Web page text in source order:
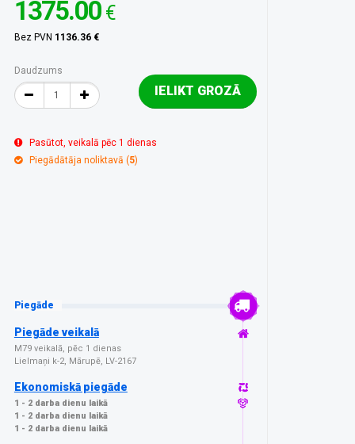
1375.00 €
Bez PVN 1136.36 €
Daudzums
IELIKT GROZĀ
Pasūtot, veikalā pēc 1 dienas
Piegādātāja noliktavā (5)
Piegāde
Piegāde veikalā
M79 veikalā, pēc 1 dienas
Lielmaņi k-2, Mārupē, LV-2167
Ekonomiskā piegāde
1 - 2 darba dienu laikā
1 - 2 darba dienu laikā
1 - 2 darba dienu laikā